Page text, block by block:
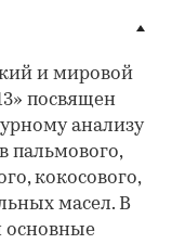
и мировой
посвящен
анализу
пальмового,
кокосового,
масел. В
основные